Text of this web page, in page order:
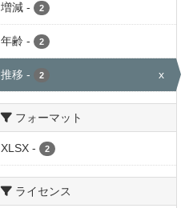
増減 - 2
年齢 - 2
推移 - 2 x
フォーマット
XLSX - 2
ライセンス